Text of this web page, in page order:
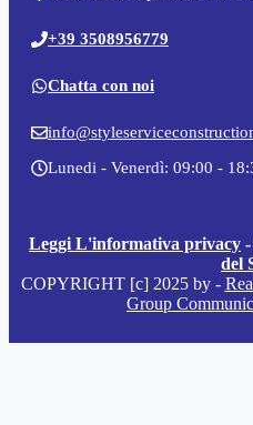
+39 3508956779
Chatta con noi
Lunedi - Venerdì: 09:00 -
Leggi L'informativa privacy -
del
COPYRIGHT [c] 2025 by -
Group